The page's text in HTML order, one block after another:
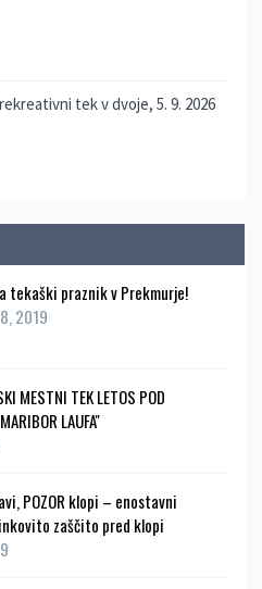
tek v dvoje, 5. 9. 2026
tekaški praznik v Prekmurje!
2019
MESTNI TEK LETOS POD
LAUFA''
POZOR klopi – enostavni
zaščito pred klopi